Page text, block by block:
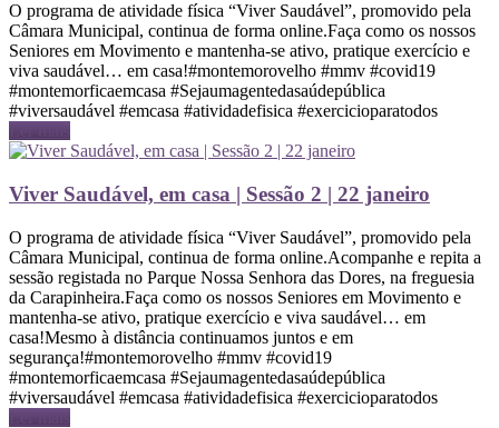
O programa de atividade física “Viver Saudável”, promovido pela
Câmara Municipal, continua de forma online.Faça como os nossos
Seniores em Movimento e mantenha-se ativo, pratique exercício e
viva saudável… em casa!#montemorovelho #mmv #covid19
#montemorficaemcasa #Sejaumagentedasaúdepública
#viversaudável #emcasa #atividadefisica #exercicioparatodos
Ler mais
Viver Saudável, em casa | Sessão 2 | 22 janeiro
O programa de atividade física “Viver Saudável”, promovido pela
Câmara Municipal, continua de forma online.Acompanhe e repita a
sessão registada no Parque Nossa Senhora das Dores, na freguesia
da Carapinheira.Faça como os nossos Seniores em Movimento e
mantenha-se ativo, pratique exercício e viva saudável… em
casa!Mesmo à distância continuamos juntos e em
segurança!#montemorovelho #mmv #covid19
#montemorficaemcasa #Sejaumagentedasaúdepública
#viversaudável #emcasa #atividadefisica #exercicioparatodos
Ler mais